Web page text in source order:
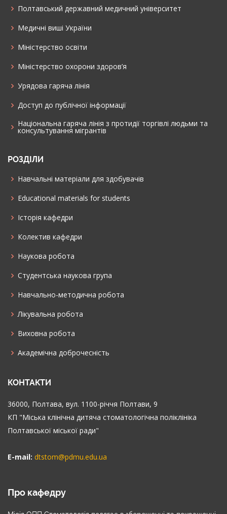
Полтавський державний медичний університет
Медичні виші України
Міністерство освіти
Міністерство охорони здоров’я
Урядова гаряча лінія
Доступ до публічної інформації
Національна гаряча лінія з протидії торгівлі людьми та
консультування мiгрантiв
РОЗДІЛИ
Навчальні матеріали для здобувачів
Educational materials for students
Історія кафедри
Колектив кафедри
Наукова робота
Cтудентська наукова група
Навчально-методична робота
Лікувальна робота
Виховна робота
Академічна доброчесність
КОНТАКТИ
36000, Полтава, вул. 1100-річчя Полтави, 9
КП "Міська клінічна дитяча стоматологічна поліклініка
Полтавської міської ради"
E-mail: dtstom@pdmu.edu.ua
Про кафедру